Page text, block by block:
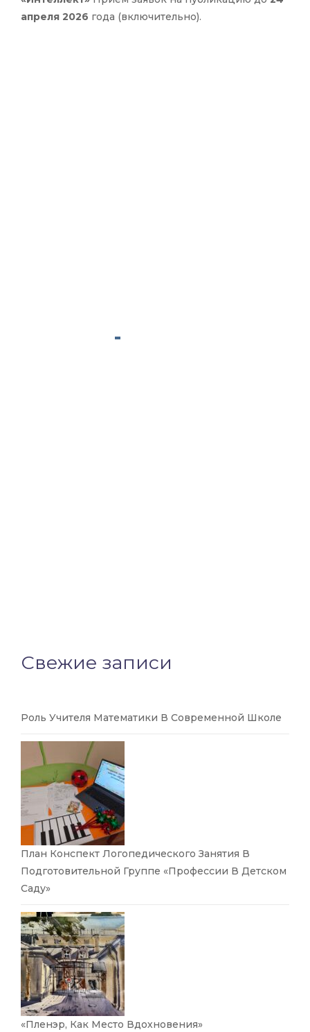
апреля 2026 года (включительно).
Свежие записи
Роль Учителя Математики В Современной Школе
План Конспект Логопедического Занятия В
Подготовительной Группе «Профессии В Детском
Саду»
«Пленэр, Как Место Вдохновения»